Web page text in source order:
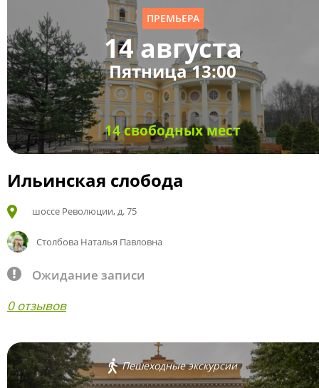
ПРЕМЬЕРА
14 августа
Пятница 13:00
14 свободных мест
Ильинская слобода
шоссе Революции, д. 75
Столбова Наталья Павловна
Ожидание записи
0 отзывов
Пешеходные экскурсии